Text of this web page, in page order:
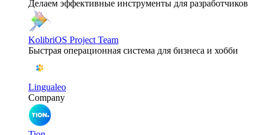
Делаем эффективные инструменты для разработчиков
KolibriOS Project Team
Быстрая операционная система для бизнеса и хобби
Lingualeo
Company